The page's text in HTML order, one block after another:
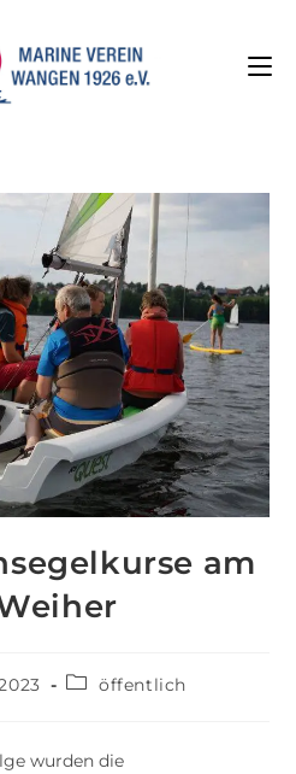
am
öffentlich
wurden die